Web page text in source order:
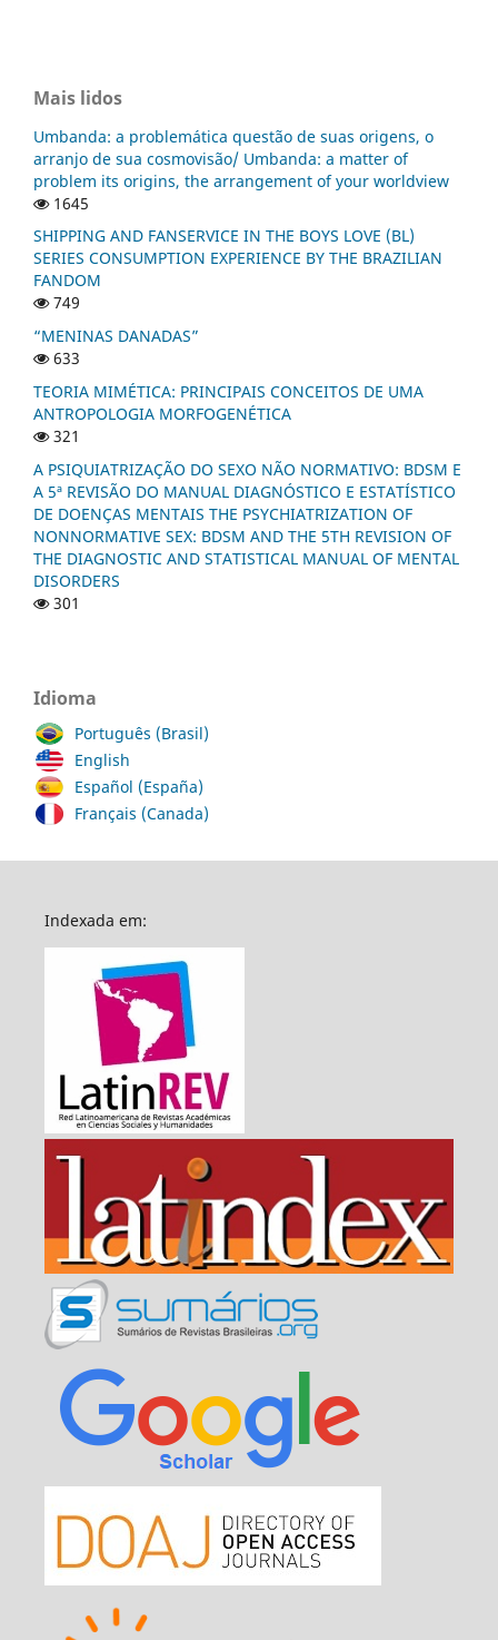
Mais lidos
Umbanda: a problemática questão de suas origens, o
arranjo de sua cosmovisão/ Umbanda: a matter of
problem its origins, the arrangement of your worldview
1645
SHIPPING AND FANSERVICE IN THE BOYS LOVE (BL)
SERIES CONSUMPTION EXPERIENCE BY THE BRAZILIAN
FANDOM
749
“MENINAS DANADAS”
633
TEORIA MIMÉTICA: PRINCIPAIS CONCEITOS DE UMA
ANTROPOLOGIA MORFOGENÉTICA
321
A PSIQUIATRIZAÇÃO DO SEXO NÃO NORMATIVO: BDSM E
A 5ª REVISÃO DO MANUAL DIAGNÓSTICO E ESTATÍSTICO
DE DOENÇAS MENTAIS THE PSYCHIATRIZATION OF
NONNORMATIVE SEX: BDSM AND THE 5TH REVISION OF
THE DIAGNOSTIC AND STATISTICAL MANUAL OF MENTAL
DISORDERS
301
Idioma
Português (Brasil)
English
Español (España)
Français (Canada)
Indexada em: